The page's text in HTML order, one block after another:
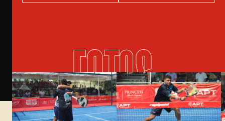
FOTOS